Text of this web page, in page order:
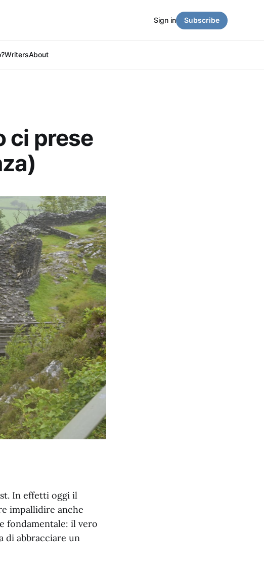
WritersAbout
Sign in Subscribe
ci prese
In effetti oggi il
impallidire anche
fondamentale: il vero
di abbracciare un